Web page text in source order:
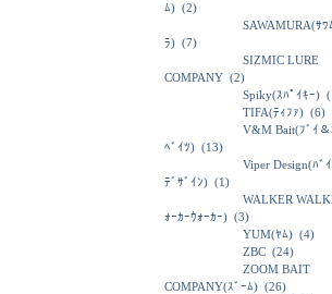
ﾑ) (2)
SAWAMURA(ｻﾜ
ﾗ) (7)
SIZMIC LURE
COMPANY (2)
Spiky(ｽﾊﾟｲｷｰ)
TIFA(ﾃｨﾌｧ) (6)
V&M Bait(ﾌﾞｲ＆
ﾍﾞｲﾂ) (13)
Viper Design(ﾊﾞ
ﾃﾞｻﾞｲﾝ) (1)
WALKER
ｫｰｶｰｳｫｰｶｰ) (3)
YUM(ﾔﾑ) (4)
ZBC (24)
ZOOM BAIT
COMPANY(ｽﾞｰﾑ) (26)